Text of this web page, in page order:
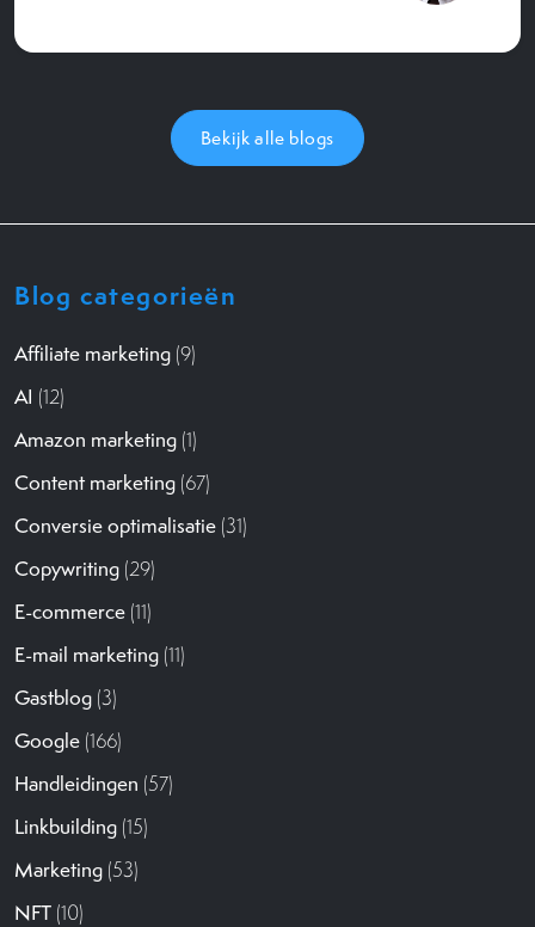
Bekijk alle blogs
Blog categorieën
Affiliate marketing (9)
AI (12)
Amazon marketing (1)
Content marketing (67)
Conversie optimalisatie (31)
Copywriting (29)
E-commerce (11)
E-mail marketing (11)
Gastblog (3)
Google (166)
Handleidingen (57)
Linkbuilding (15)
Marketing (53)
NFT (10)